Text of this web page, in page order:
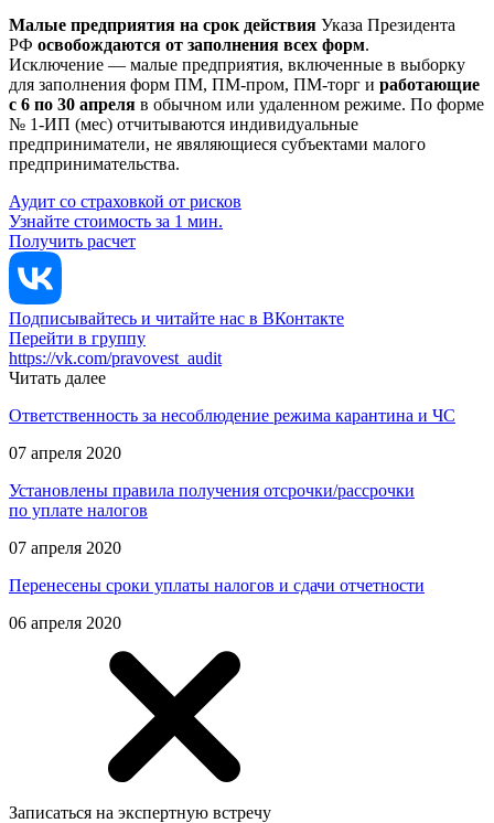
Малые предприятия на срок действия Указа Президента
РФ освобождаются от заполнения всех форм.
Исключение — малые предприятия, включенные в выборку
для заполнения форм ПМ, ПМ-пром, ПМ-торг и работающие
с 6 по 30 апреля в обычном или удаленном режиме. По форме
№ 1-ИП (мес) отчитываются индивидуальные
предприниматели, не явяляющиеся субъектами малого
предпринимательства.
Аудит со страховкой от рисков
Узнайте стоимость за 1 мин.
Получить расчет
Подписывайтесь и читайте нас в ВКонтакте
Перейти в группу
https://vk.com/pravovest_audit
Читать далее
Ответственность за несоблюдение режима карантина и ЧС
07 апреля 2020
Установлены правила получения отсрочки/рассрочки
по уплате налогов
07 апреля 2020
Перенесены сроки уплаты налогов и сдачи отчетности
06 апреля 2020
Записаться на экспертную встречу